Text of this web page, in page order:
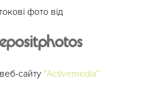
фото від
сайту "Activemedia"